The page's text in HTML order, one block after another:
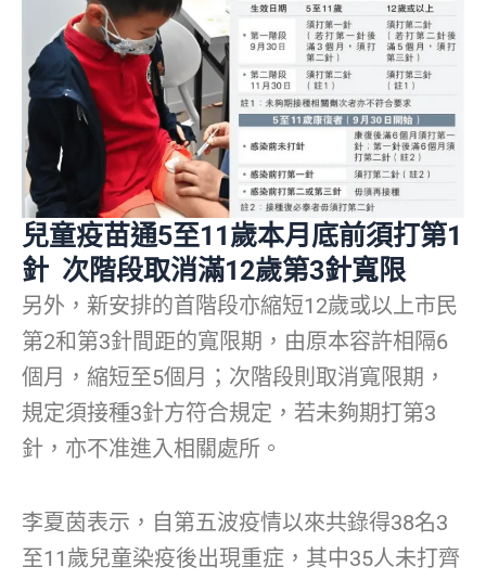
兒童疫苗通5至11歲本月底前須打第1
針 次階段取消滿12歲第3針寬限
另外，新安排的首階段亦縮短12歲或以上市民
第2和第3針間距的寬限期，由原本容許相隔6
個月，縮短至5個月；次階段則取消寬限期，
規定須接種3針方符合規定，若未夠期打第3
針，亦不准進入相關處所。
李夏茵表示，自第五波疫情以來共錄得38名3
至11歲兒童染疫後出現重症，其中35人未打齊